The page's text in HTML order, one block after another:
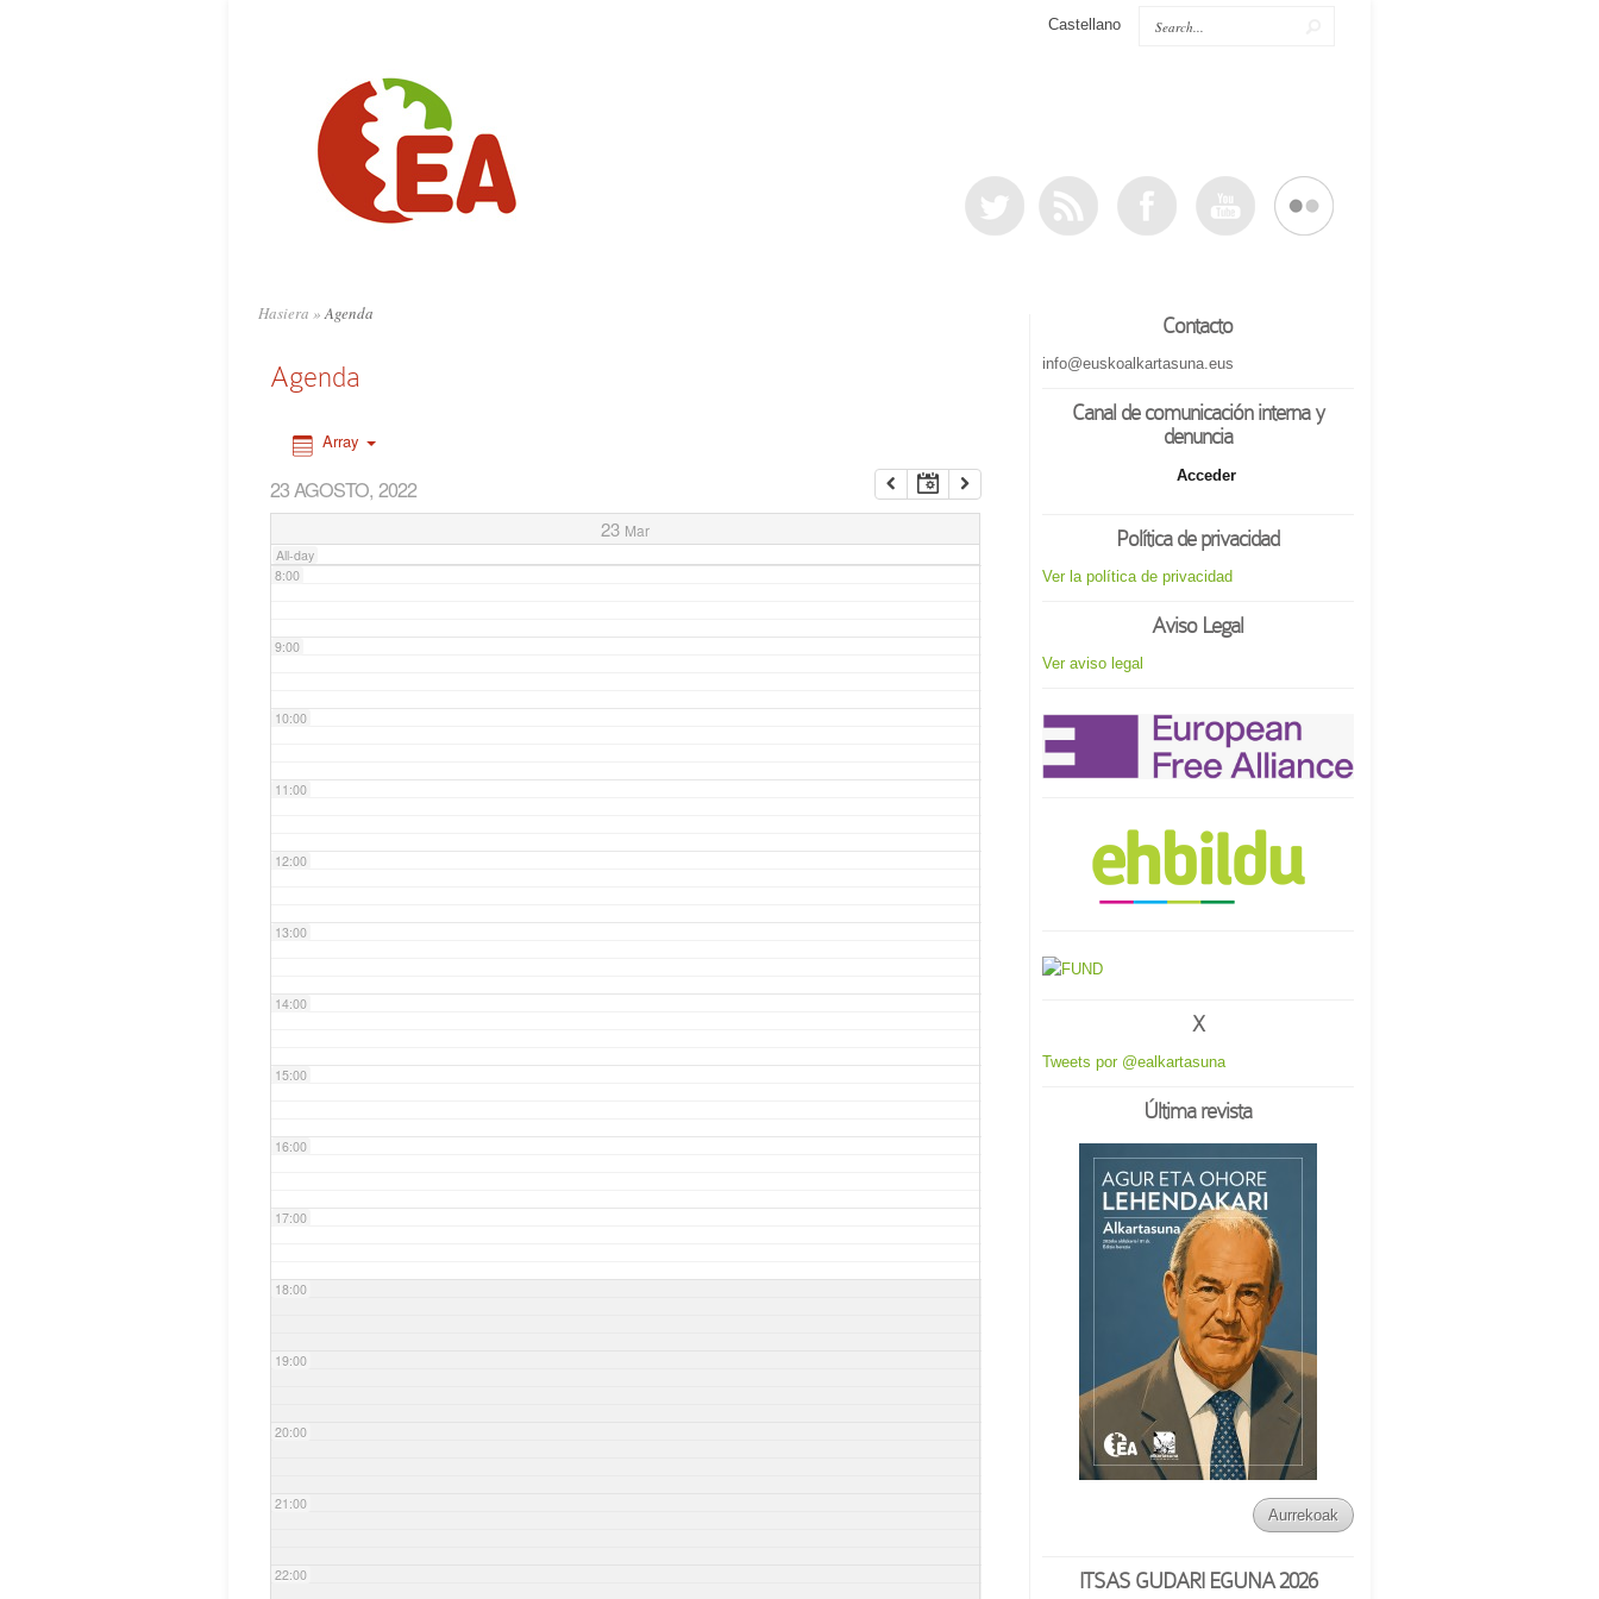
Castellano
Hasiera »Agenda
Agenda
Array
23 AGOSTO, 2022
23 Mar
All-day
6:00
8:00
9:00
10:00
11:00
12:00
13:00
14:00
15:00
16:00
17:00
18:00
19:00
20:00
21:00
22:00
Contacto
info@euskoalkartasuna.eus
Canal de comunicación interna y
denuncia
Acceder
Política de privacidad
Ver la política de privacidad
Aviso Legal
Ver aviso legal
X
Tweets por @ealkartasuna
Última revista
Aurrekoak
ITSAS GUDARI EGUNA 2026